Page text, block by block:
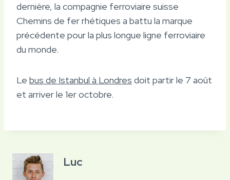
dernière, la compagnie ferroviaire suisse
Chemins de fer rhétiques a battu la marque
précédente pour la plus longue ligne ferroviaire
du monde.
Le bus de Istanbul à Londres doit partir le 7 août
et arriver le 1er octobre.
Luc